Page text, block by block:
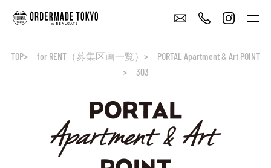
TOP for RENT（募集区画一覧）
PORTAL Apartment & Art POINT
303